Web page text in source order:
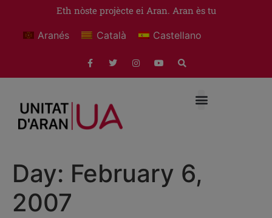
Eth nòste projècte ei Aran. Aran ès tu
Aranés Català Castellano
Day: February 6,
2007